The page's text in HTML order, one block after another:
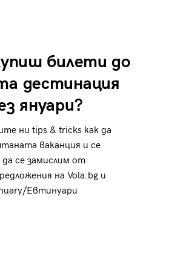
билети до
дестинация
януари?
ни tips & tricks как да
ваканция и се
да се замислим от
на Vola.bg и
Евтинуари